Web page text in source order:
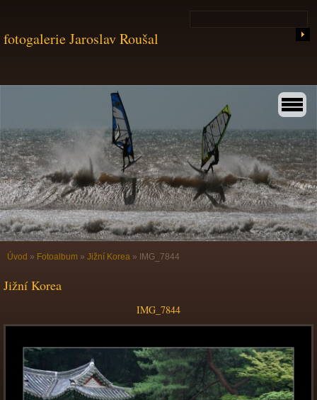
fotogalerie Jaroslav Roušal
Úvod » Fotoalbum » Jižní Korea » IMG_7844
Jižní Korea
IMG_7844